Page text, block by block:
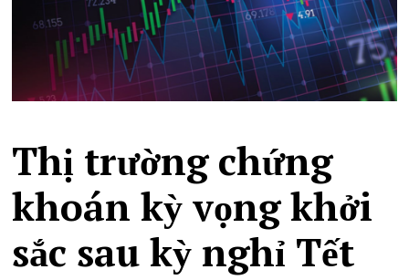
Thị trường chứng
khoán kỳ vọng khởi
sắc sau kỳ nghỉ Tết